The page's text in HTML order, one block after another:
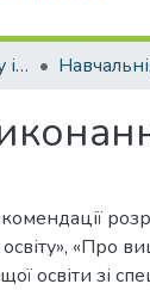
Кафедра менеджменту і економіки спорту
«Про
освіти зі